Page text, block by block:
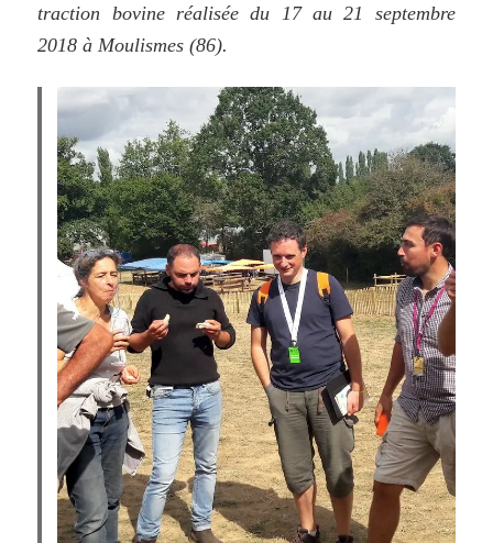
traction bovine réalisée du 17 au 21 septembre
2018 à Moulismes (86).